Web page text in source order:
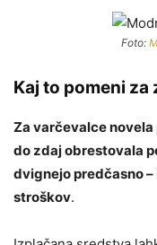
Foto:
Kaj to pomeni za
Za varčevalce novela
do zdaj obrestovala
dvignejo predčasno
stroškov.